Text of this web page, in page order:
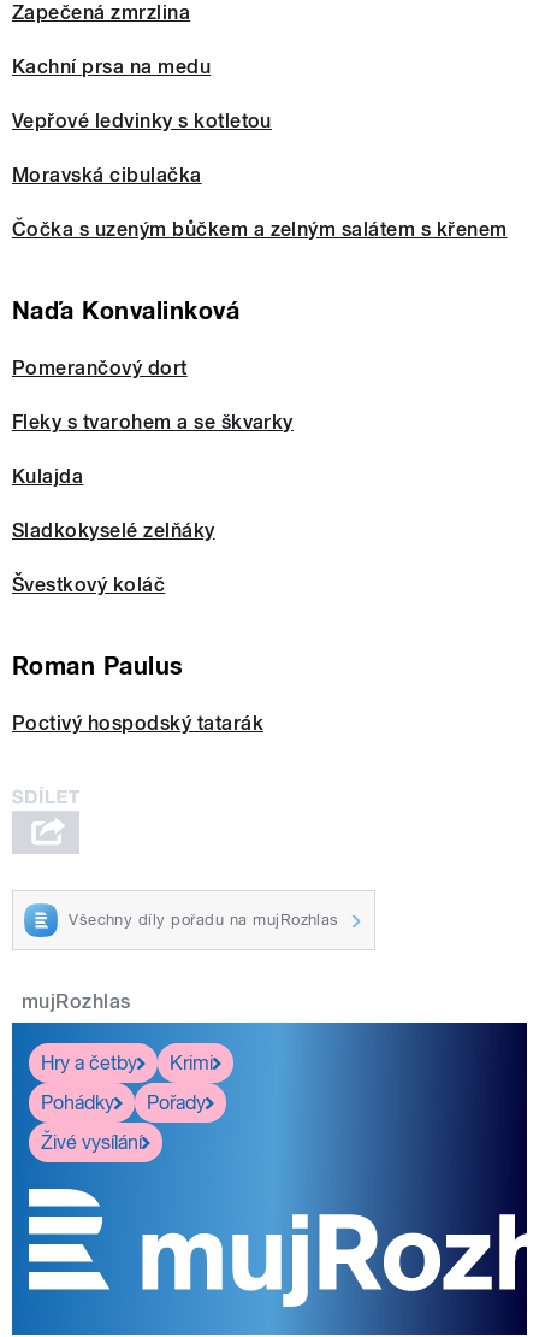
Zapečená zmrzlina
Kachní prsa na medu
Vepřové ledvinky s kotletou
Moravská cibulačka
Čočka s uzeným bůčkem a zelným salátem s křenem
Naďa Konvalinková
Pomerančový dort
Fleky s tvarohem a se škvarky
Kulajda
Sladkokyselé zelňáky
Švestkový koláč
Roman Paulus
Poctivý hospodský tatarák
Všechny díly pořadu na mujRozhlas
mujRozhlas
Hry a četby
Krimi
Pohádky
Pořady
Živé vysílání